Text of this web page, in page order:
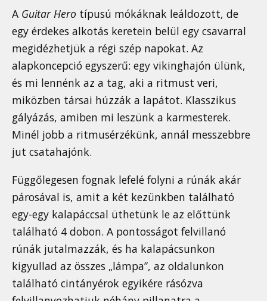
A Guitar Hero típusú mókáknak leáldozott, de
egy érdekes alkotás keretein belül egy csavarral
megidézhetjük a régi szép napokat. Az
alapkoncepció egyszerű: egy vikinghajón ülünk,
és mi lennénk az a tag, aki a ritmust veri,
miközben társai húzzák a lapátot. Klasszikus
gályázás, amiben mi leszünk a karmesterek.
Minél jobb a ritmusérzékünk, annál messzebbre
jut csatahajónk.
Függőlegesen fognak lefelé folyni a rúnák akár
párosával is, amit a két kezünkben található
egy-egy kalapáccsal üthetünk le az előttünk
található 4 dobon. A pontosságot felvillanó
rúnák jutalmazzák, és ha kalapácsunkon
kigyullad az összes „lámpa”, az oldalunkon
található cintányérok egyikére rásózva